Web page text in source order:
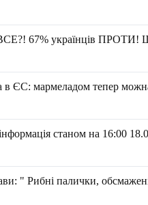
67% українців ПРОТИ!
в ЄС: мармеладом тепер
станом на 16:00
" Рибні палички,